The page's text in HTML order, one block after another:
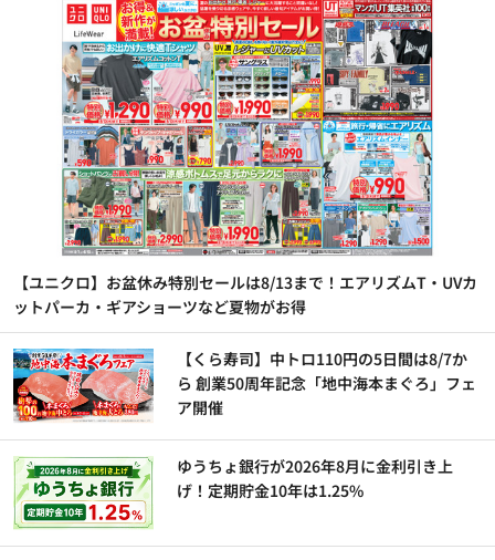
【ユニクロ】お盆休み特別セールは8/13まで！エアリズムT・UVカ
ットパーカ・ギアショーツなど夏物がお得
【くら寿司】中トロ110円の5日間は8/7か
ら 創業50周年記念「地中海本まぐろ」フェ
ア開催
ゆうちょ銀行が2026年8月に金利引き上
げ！定期貯金10年は1.25%